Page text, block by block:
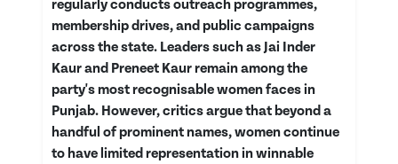
regularly conducts outreach programmes,
membership drives, and public campaigns
across the state. Leaders such as Jai Inder
Kaur and Preneet Kaur remain among the
party's most recognisable women faces in
Punjab. However, critics argue that beyond a
handful of prominent names, women continue
to have limited representation in winnable